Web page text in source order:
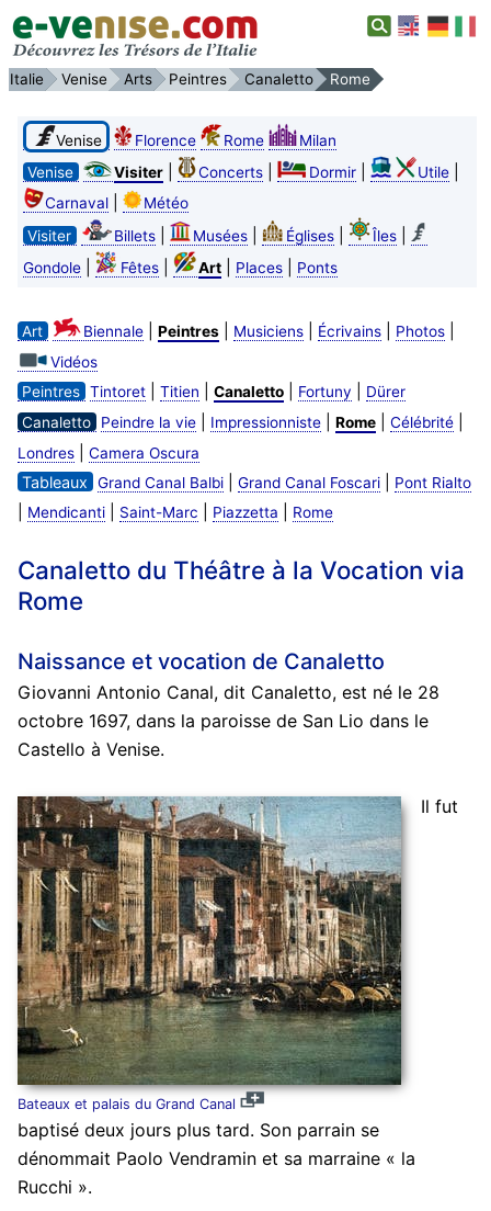
Italie Venise Arts Peintres Canaletto Rome
Venise Florence Rome
Milan
Venise
Visiter| Concerts| Dormir| Utile|
Carnaval|
Météo
Visiter
Billets| Musées| Églises| Îles|
Gondole| Fêtes| Art| Places| Ponts
Art Biennale| Peintres| Musiciens| Écrivains| Photos|
Vidéos
Peintres Tintoret| Titien Canaletto| Fortuny
Dürer
Canaletto
Peindre la vie| Impressionniste| Rome| Célébrité|
Londres| Camera Oscura
Tableaux Grand Canal Balbi| Grand Canal Foscari| Pont Rialto
Mendicanti| Saint-Marc Piazzetta Rome
Canaletto du Théâtre à la Vocation via
Rome
Naissance et vocation de Canaletto
Giovanni Antonio Canal, dit Canaletto, est né le 28
octobre 1697, dans la paroisse de San Lio dans le
Castello à Venise.
Bateaux et palais du Grand Canal
Il fut
baptisé deux jours plus tard. Son parrain se
dénommait Paolo Vendramin et sa marraine « la
Rucchi ».